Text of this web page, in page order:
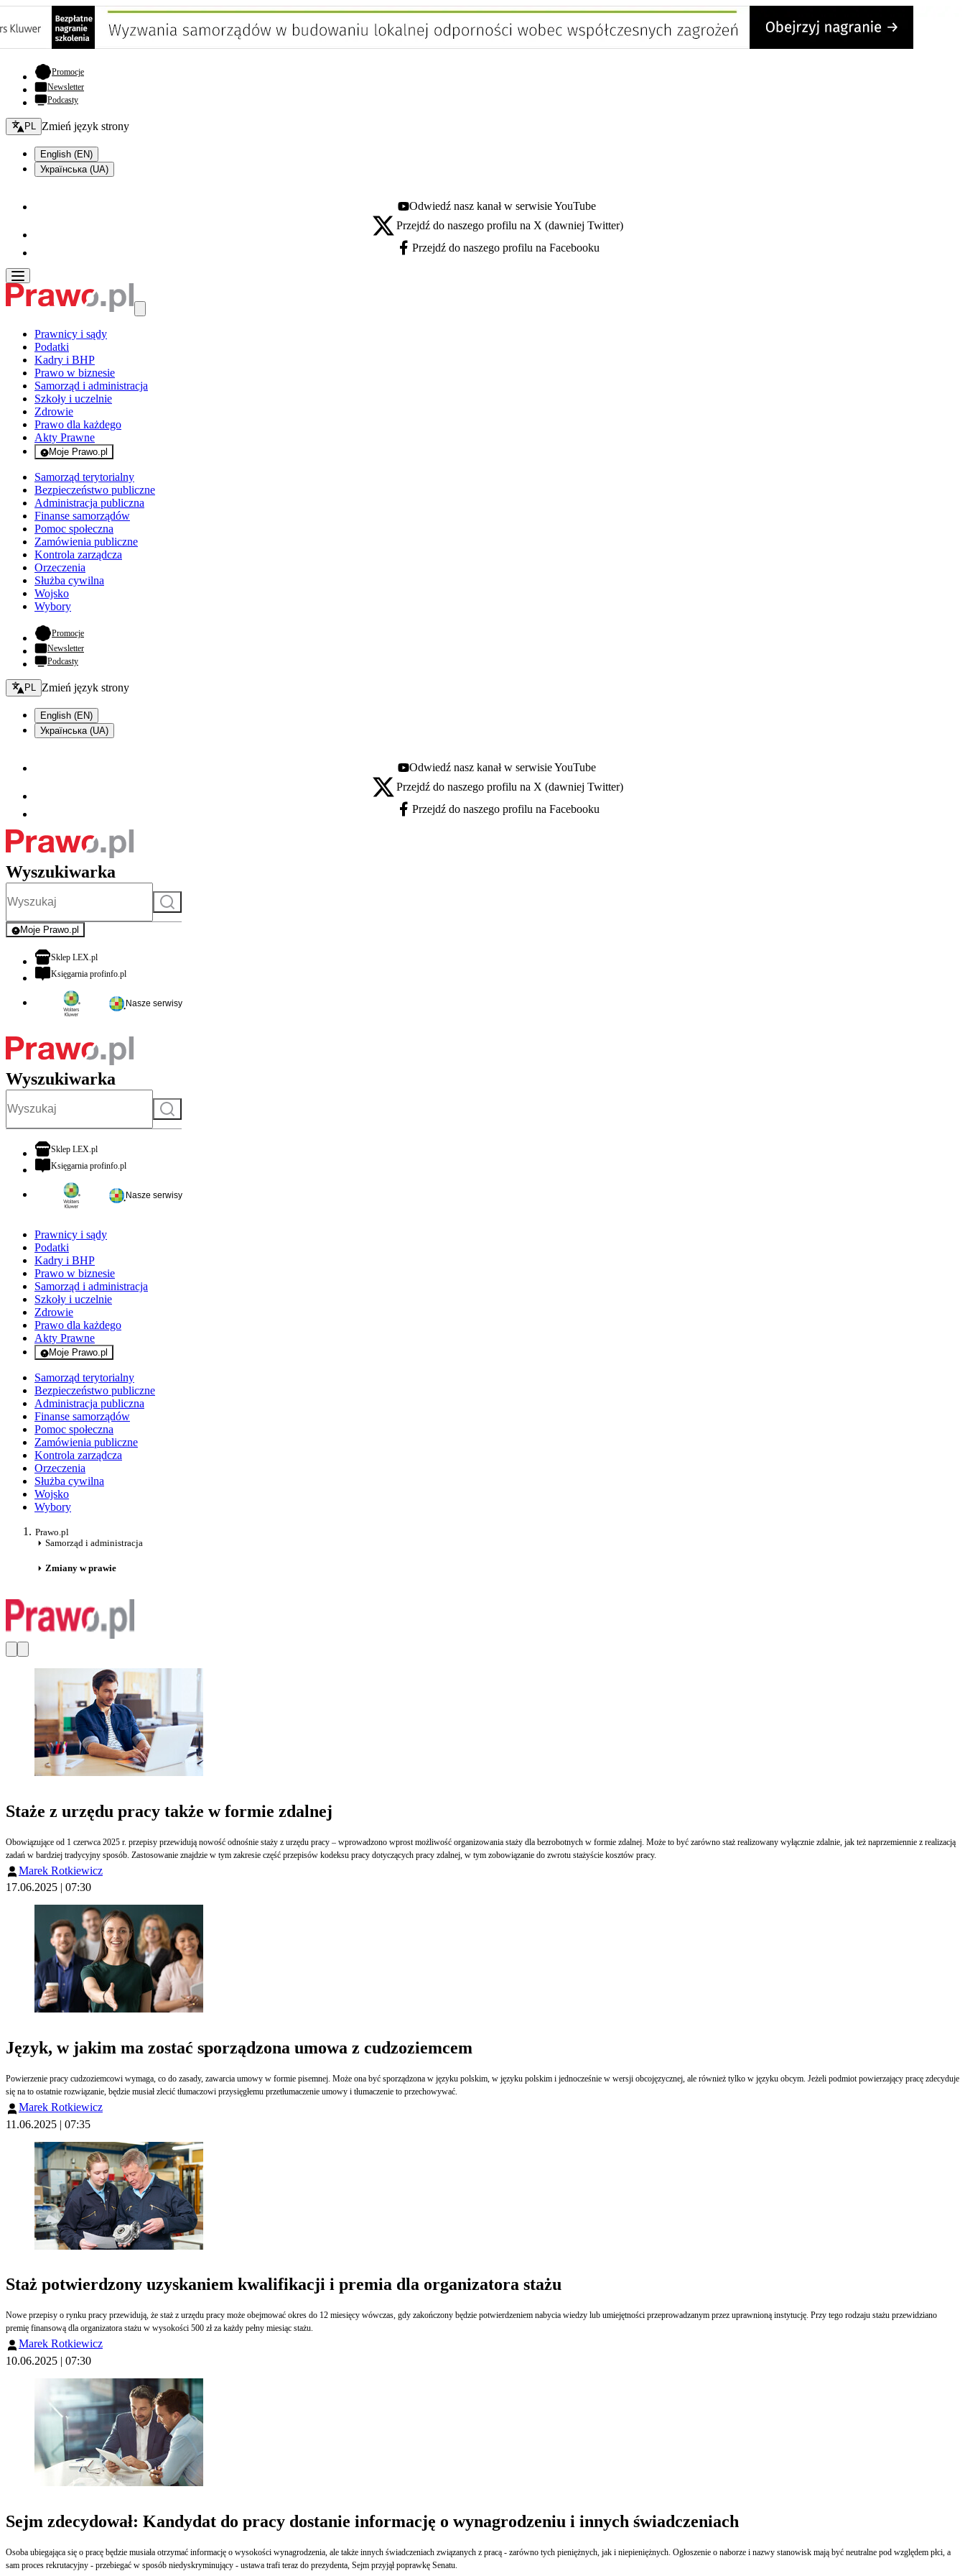
Promocje- otwiera się w nowej karcie
Newsletter
Podcasty
Zmień język - bieżący:
PL Zmień język strony
English (EN)
Українська (UA)
Youtube - otwiera się w nowej karcie
Odwiedź nasz kanał w serwisie YouTube
X - otwiera się w nowej karcie
Przejdź do naszego profilu na X (dawniej Twitter)
Facebook - otwiera się w nowej karcie
Przejdź do naszego profilu na Facebooku
Prawnicy i sądy
Podatki
Kadry i BHP
Prawo w biznesie
Samorząd i administracja
Szkoły i uczelnie
Zdrowie
Prawo dla każdego
Akty Prawne
Moje Prawo.pl
- rejestracja i logowanie do serwisu
Samorząd terytorialny
Bezpieczeństwo publiczne
Administracja publiczna
Finanse samorządów
Pomoc społeczna
Zamówienia publiczne
Kontrola zarządcza
Orzeczenia
Służba cywilna
Wojsko
Wybory
Promocje- otwiera się w nowej karcie
Newsletter
Podcasty
Zmień język - bieżący:
PL Zmień język strony
English (EN)
Українська (UA)
Youtube - otwiera się w nowej karcie
Odwiedź nasz kanał w serwisie YouTube
X - otwiera się w nowej karcie
Przejdź do naszego profilu na X (dawniej Twitter)
Facebook - otwiera się w nowej karcie
Przejdź do naszego profilu na Facebooku
Wyszukiwarka
Szukaj
Moje Prawo.pl
- rejestracja i logowanie do serwisu
Sklep LEX.plotwiera się w nowej karcie
Księgarnia profinfo.plotwiera się w nowej karcie
Nasze serwisy
Wyszukiwarka
Szukaj
Sklep LEX.plotwiera się w nowej karcie
Księgarnia profinfo.plotwiera się w nowej karcie
Nasze serwisy
Prawnicy i sądy
Podatki
Kadry i BHP
Prawo w biznesie
Samorząd i administracja
Szkoły i uczelnie
Zdrowie
Prawo dla każdego
Akty Prawne
Moje Prawo.pl
- rejestracja i logowanie do serwisu
Samorząd terytorialny
Bezpieczeństwo publiczne
Administracja publiczna
Finanse samorządów
Pomoc społeczna
Zamówienia publiczne
Kontrola zarządcza
Orzeczenia
Służba cywilna
Wojsko
Wybory
Prawo.pl
Samorząd i administracja
Zmiany w prawie
Staże z urzędu pracy także w formie zdalnej
Obowiązujące od 1 czerwca 2025 r. przepisy przewidują nowość odnośnie staży z urzędu pracy – wprowadzono wprost możliwość organizowania staży dla bezrobotnych w formie zdalnej. Może to być zarówno staż realizowany wyłącznie zdalnie, jak też naprzemiennie z realizacją
zadań w bardziej tradycyjny sposób. Zastosowanie znajdzie w tym zakresie część przepisów kodeksu pracy dotyczących pracy zdalnej, w tym zobowiązanie do zwrotu stażyście kosztów pracy.
Marek Rotkiewicz
17.06.2025 | 07:30
Język, w jakim ma zostać sporządzona umowa z cudzoziemcem
Powierzenie pracy cudzoziemcowi wymaga, co do zasady, zawarcia umowy w formie pisemnej. Może ona być sporządzona w języku polskim, w języku polskim i jednocześnie w wersji obcojęzycznej, ale również tylko w języku obcym. Jeżeli podmiot powierzający pracę zdecyduje
się na to ostatnie rozwiązanie, będzie musiał zlecić tłumaczowi przysięgłemu przetłumaczenie umowy i tłumaczenie to przechowywać.
Marek Rotkiewicz
11.06.2025 | 07:35
Staż potwierdzony uzyskaniem kwalifikacji i premia dla organizatora stażu
Nowe przepisy o rynku pracy przewidują, że staż z urzędu pracy może obejmować okres do 12 miesięcy wówczas, gdy zakończony będzie potwierdzeniem nabycia wiedzy lub umiejętności przeprowadzanym przez uprawnioną instytucję. Przy tego rodzaju stażu przewidziano
premię finansową dla organizatora stażu w wysokości 500 zł za każdy pełny miesiąc stażu.
Marek Rotkiewicz
10.06.2025 | 07:30
Sejm zdecydował: Kandydat do pracy dostanie informację o wynagrodzeniu i innych świadczeniach
Osoba ubiegająca się o pracę będzie musiała otrzymać informację o wysokości wynagrodzenia, ale także innych świadczeniach związanych z pracą - zarówno tych pieniężnych, jak i niepieniężnych. Ogłoszenie o naborze i nazwy stanowisk mają być neutralne pod względem płci, a
sam proces rekrutacyjny - przebiegać w sposób niedyskryminujący - ustawa trafi teraz do prezydenta, Sejm przyjął poprawkę Senatu.